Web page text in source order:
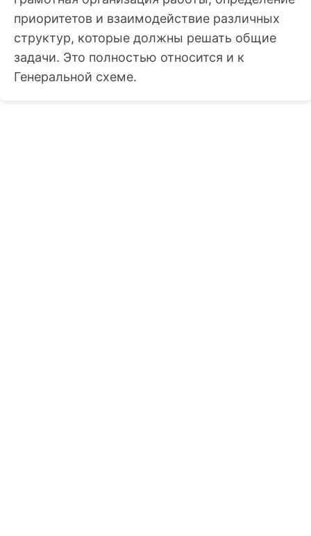
приоритетов и взаимодействие различных
структур, которые должны решать общие
задачи. Это полностью относится и к
Генеральной схеме.